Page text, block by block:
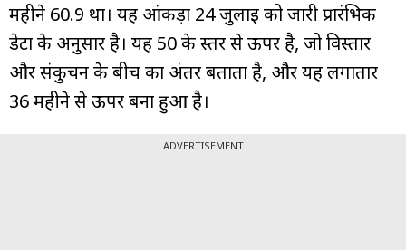
महीने 60.9 था। यह आंकड़ा 24 जुलाई को जारी प्रारंभिक
डेटा के अनुसार है। यह 50 के स्तर से ऊपर है, जो विस्तार
और संकुचन के बीच का अंतर बताता है, और यह लगातार
36 महीने से ऊपर बना हुआ है।
ADVERTISEMENT